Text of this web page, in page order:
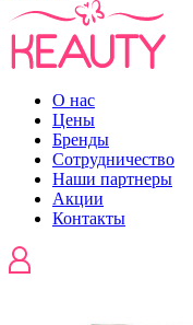
О нас
Цены
Бренды
Сотрудничество
Наши партнеры
Акции
Контакты